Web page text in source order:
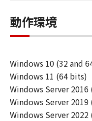
する特定のサービ
のある本ソフトウ
す。
タの記憶装置又は
CPUで実行するこ
「インストール」
ハードディスクド
実行可能な形態で
動作環境
Windows 10 (32 and
Windows 11 (64 bits)
Windows Server
Windows Server
Windows Server